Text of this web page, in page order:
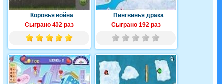
Коровья война
Сыграно 402 раз
Пингвинья драка
Сыграно 192 раз